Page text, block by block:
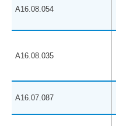
A16.08.054
A16.08.035
A16.07.087